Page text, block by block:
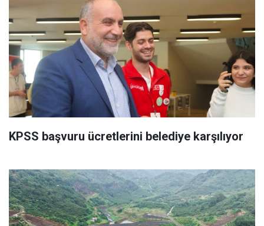
KPSS başvuru ücretlerini belediye karşılıyor